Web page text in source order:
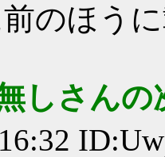
のほう
しさんの